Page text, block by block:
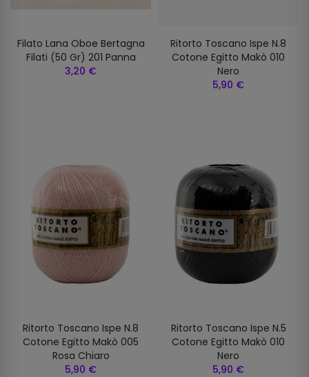
Filato Lana Oboe Bertagna
Filati (50 Gr) 201 Panna
3,20 €
Ritorto Toscano Ispe N.8
Cotone Egitto Makò 010
Nero
5,90 €
Ritorto Toscano Ispe N.8
Cotone Egitto Makò 005
Rosa Chiaro
5,90 €
Ritorto Toscano Ispe N.5
Cotone Egitto Makò 010
Nero
5,90 €